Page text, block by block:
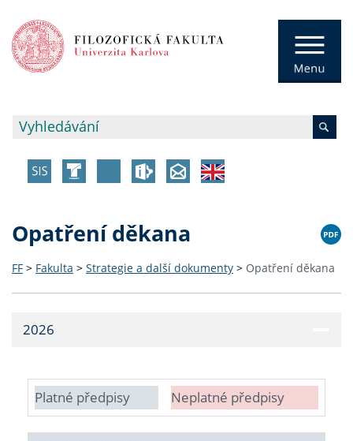
Opatření děkana
FF > Fakulta > Strategie a další dokumenty > Opatření děkana
2026
Platné předpisy Neplatné předpisy